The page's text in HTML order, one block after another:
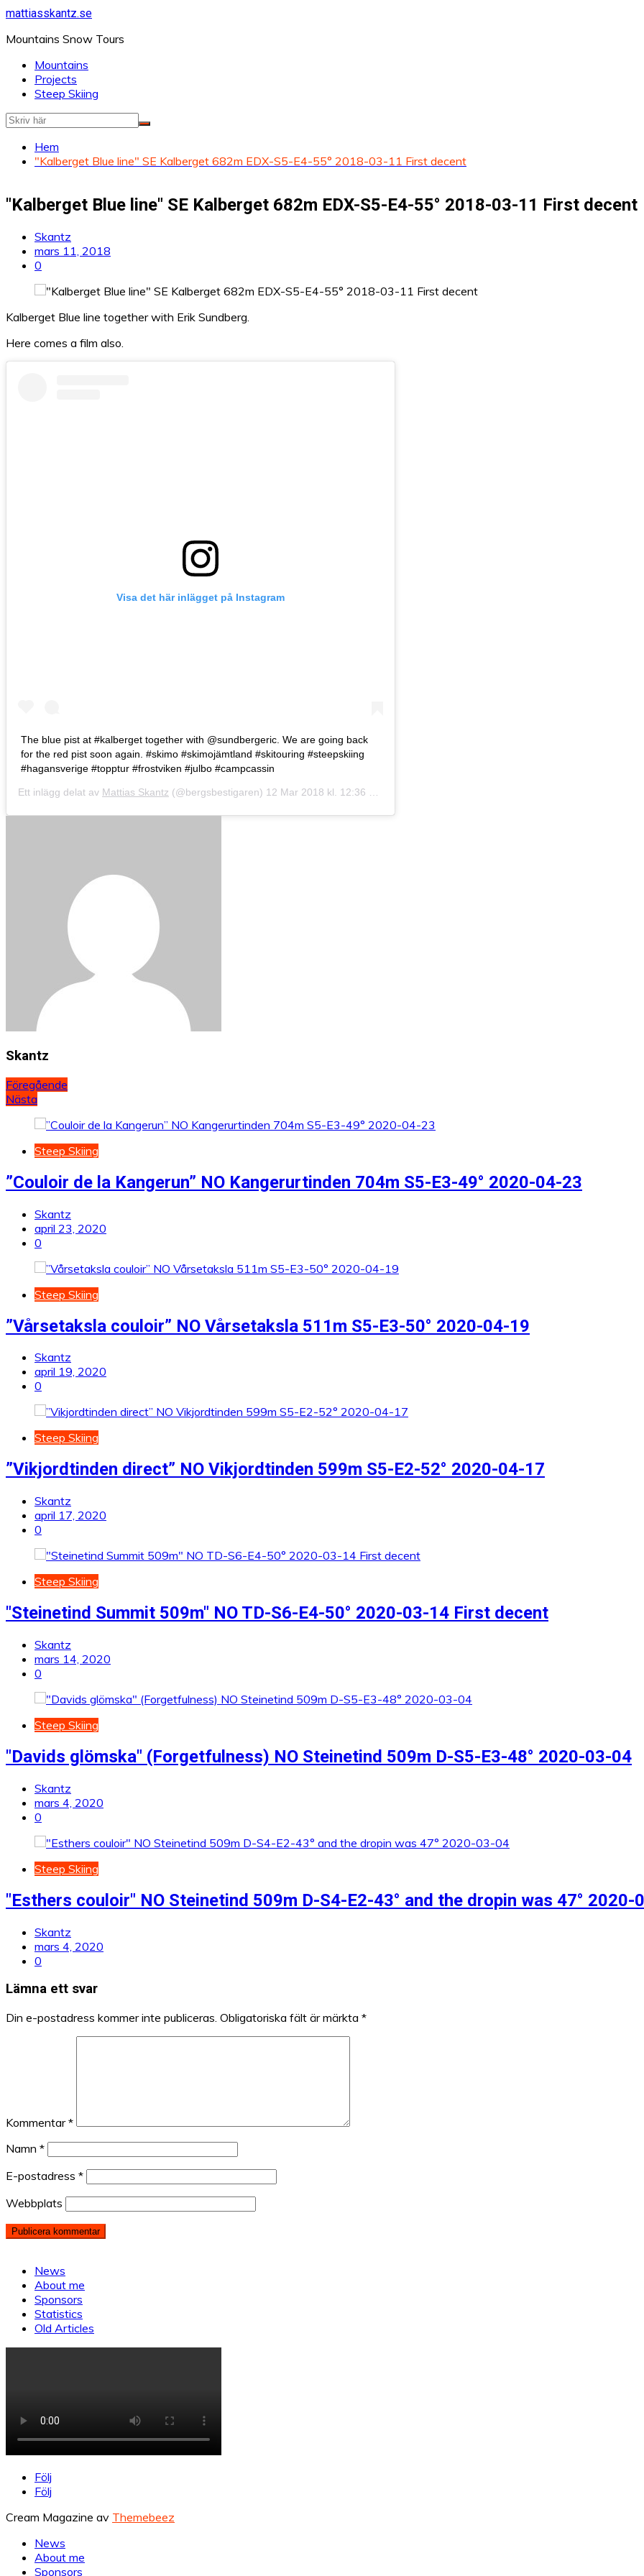
Hoppa
innehåll
mattiasskantz.se
Mountains Snow Tours
Mountains
Projects
Steep Skiing
Hem
"Kalberget Blue line" SE Kalberget 682m EDX-S5-E4-55° 2018-03-11 First decent
"Kalberget Blue line" SE Kalberget 682m EDX-S5-E4-55° 2018-03-11 First decent
Skantz
mars 11, 2018
0
Kalberget Blue line together with Erik Sundberg.
Here comes a film also.
Visa det här inlägget på Instagram
The blue pist at #kalberget together with @sundbergeric. We are going back
for the red pist soon again. #skimo #skimojämtland #skitouring #steepskiing
#hagansverige #topptur #frostviken #julbo #campcassin
Ett inlägg delat av Mattias Skantz (@bergsbestigaren) 12 Mar 2018 kl. 12:36 PDT
Skantz
Inläggsnavigering
Föregående
Nästa
Steep Skiing
”Couloir de la Kangerun” NO Kangerurtinden 704m S5-E3-49° 2020-04-23
Skantz
april 23, 2020
0
Steep Skiing
”Vårsetaksla couloir” NO Vårsetaksla 511m S5-E3-50° 2020-04-19
Skantz
april 19, 2020
0
Steep Skiing
”Vikjordtinden direct” NO Vikjordtinden 599m S5-E2-52° 2020-04-17
Skantz
april 17, 2020
0
Steep Skiing
"Steinetind Summit 509m" NO TD-S6-E4-50° 2020-03-14 First decent
Skantz
mars 14, 2020
0
Steep Skiing
"Davids glömska" (Forgetfulness) NO Steinetind 509m D-S5-E3-48° 2020-03-04
Skantz
mars 4, 2020
0
Steep Skiing
"Esthers couloir" NO Steinetind 509m D-S4-E2-43° and the dropin was 47° 2020-
Skantz
mars 4, 2020
0
Lämna ett svar
Din e-postadress kommer inte publiceras. Obligatoriska fält är märkta *
Kommentar*
Namn *
E-postadress *
Webbplats
News
About me
Sponsors
Statistics
Old Articles
Följ
Följ
Cream Magazine av Themebeez
News
About me
Sponsors